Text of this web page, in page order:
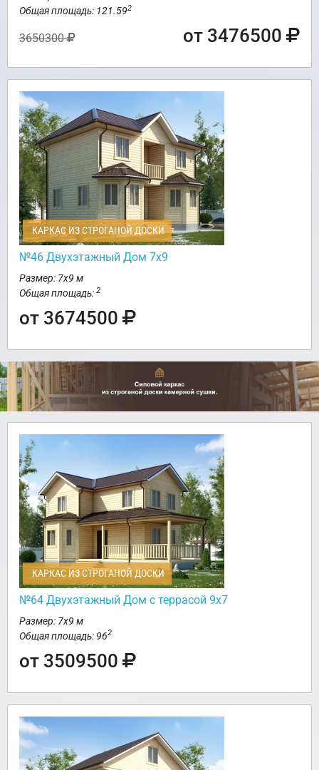
Общая площадь: 121.592
3650300 от 3476500
КАРКАС ИЗ СТРОГАНОЙ ДОСКИ
№46 Двухэтажный Дом 7х9
Размер: 7х9 м
Общая площадь: 2
от 3674500
КАРКАС ИЗ СТРОГАНОЙ ДОСКИ
№64 Двухэтажный Дом с террасой 9х7
Размер: 7х9 м
Общая площадь: 962
от 3509500